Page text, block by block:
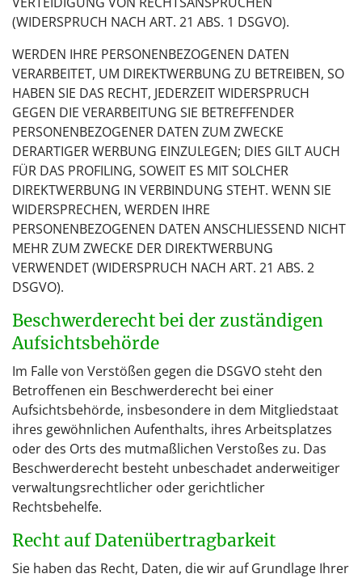
(WIDERSPRUCH NACH ART. 21 ABS. 1 DSGVO).
WERDEN IHRE PERSONENBEZOGENEN DATEN
VERARBEITET, UM DIREKTWERBUNG ZU BETREIBEN, SO
HABEN SIE DAS RECHT, JEDERZEIT WIDERSPRUCH
GEGEN DIE VERARBEITUNG SIE BETREFFENDER
PERSONENBEZOGENER DATEN ZUM ZWECKE
DERARTIGER WERBUNG EINZULEGEN; DIES GILT AUCH
FÜR DAS PROFILING, SOWEIT ES MIT SOLCHER
DIREKTWERBUNG IN VERBINDUNG STEHT. WENN SIE
WIDERSPRECHEN, WERDEN IHRE
PERSONENBEZOGENEN DATEN ANSCHLIESSEND NICHT
MEHR ZUM ZWECKE DER DIREKTWERBUNG
VERWENDET (WIDERSPRUCH NACH ART. 21 ABS. 2
DSGVO).
Beschwerde­recht bei der zuständigen
Aufsichts­behörde
Im Falle von Verstößen gegen die DSGVO steht den
Betroffenen ein Beschwerderecht bei einer
Aufsichtsbehörde, insbesondere in dem Mitgliedstaat
ihres gewöhnlichen Aufenthalts, ihres Arbeitsplatzes
oder des Orts des mutmaßlichen Verstoßes zu. Das
Beschwerderecht besteht unbeschadet anderweitiger
verwaltungsrechtlicher oder gerichtlicher
Rechtsbehelfe.
Recht auf Daten­übertrag­barkeit
Sie haben das Recht, Daten, die wir auf Grundlage Ihrer